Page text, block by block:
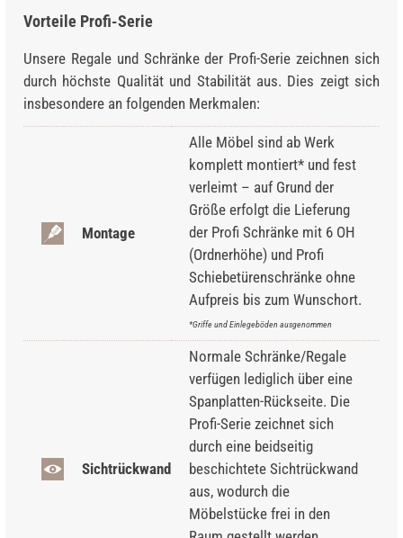
Vorteile Profi-Serie
Unsere Regale und Schränke der Profi-Serie zeichnen sich
durch höchste Qualität und Stabilität aus. Dies zeigt sich
insbesondere an folgenden Merkmalen:
Montage
Alle Möbel sind ab Werk
komplett montiert* und fest
verleimt – auf Grund der
Größe erfolgt die Lieferung
der Profi Schränke mit 6 OH
(Ordnerhöhe) und Profi
Schiebetürenschränke ohne
Aufpreis bis zum Wunschort.
*Griffe und Einlegeböden ausgenommen
Sichtrückwand
Normale Schränke/Regale
verfügen lediglich über eine
Spanplatten-Rückseite. Die
Profi-Serie zeichnet sich
durch eine beidseitig
beschichtete Sichtrückwand
aus, wodurch die
Möbelstücke frei in den